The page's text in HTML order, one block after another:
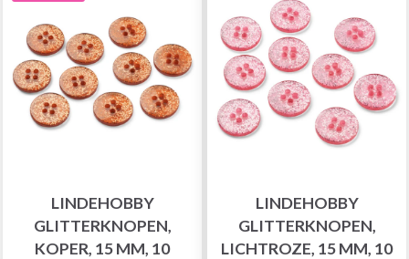
LINDEHOBBY
GLITTERKNOPEN,
KOPER, 15 MM, 10
LINDEHOBBY
GLITTERKNOPEN,
LICHTROZE, 15 MM, 10